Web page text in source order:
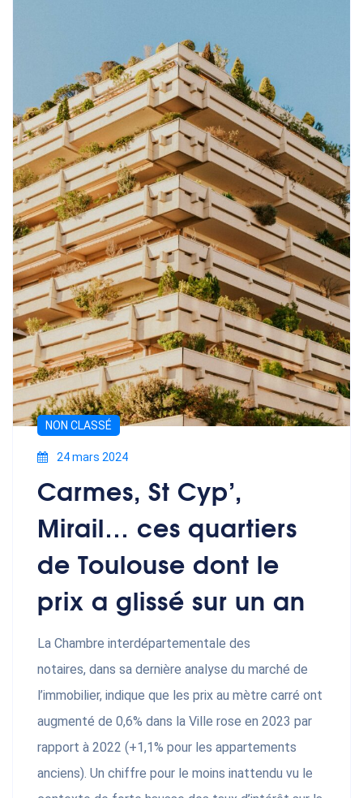
NON CLASSÉ
24 mars 2024
Carmes, St Cyp’,
Mirail… ces quartiers
de Toulouse dont le
prix a glissé sur un an
La Chambre interdépartementale des
notaires, dans sa dernière analyse du marché de
l’immobilier, indique que les prix au mètre carré ont
augmenté de 0,6% dans la Ville rose en 2023 par
rapport à 2022 (+1,1% pour les appartements
anciens). Un chiffre pour le moins inattendu vu le